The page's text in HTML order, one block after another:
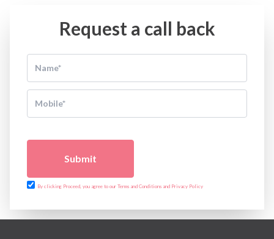
Request a call back
Submit
By clicking Proceed, you agree to our Terms and Conditions and Privacy Policy